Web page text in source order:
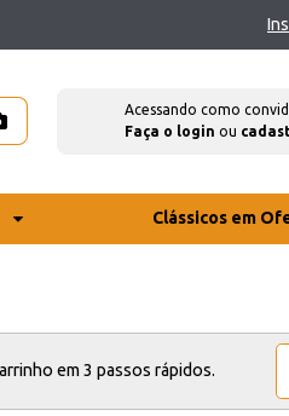
Acessando como
Faça o login ou
Clássicos em
em 3 passos rápidos.